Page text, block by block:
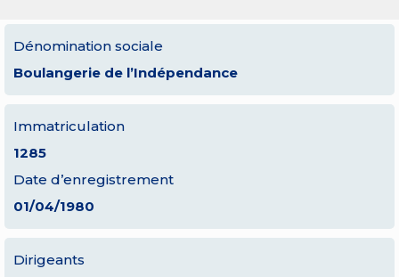
Dénomination sociale
Boulangerie de l’Indépendance
Immatriculation
1285
Date d’enregistrement
01/04/1980
Dirigeants